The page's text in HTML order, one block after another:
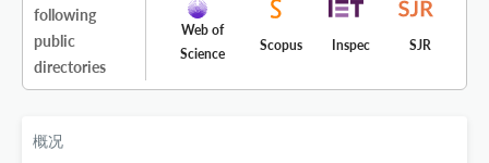
following
public
directories
Web of
Science
Scopus Inspec SJR
概况